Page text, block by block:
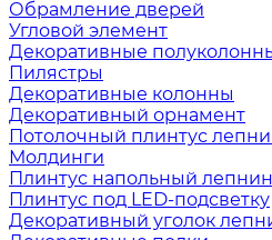
Обрамление дверей
Угловой элемент
Декоративные
Пилястры
Декоративные колонны
Декоративный орнамент
Потолочный плинтус
Молдинги
Плинтус напольный
Плинтус под LED-подсветку
Декоративный уголок